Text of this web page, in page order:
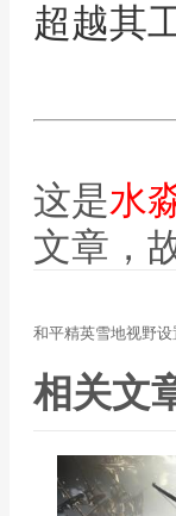
超越其
这是水
文章，
和平精英雪地视野
相关文